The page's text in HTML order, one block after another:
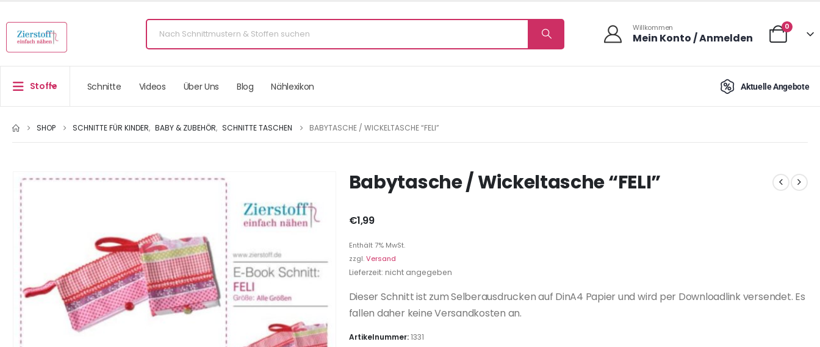
Willkommen
Mein Konto / Anmelden
0
Stoffe Schnitte Videos Über Uns Blog Nählexikon Aktuelle Angebote
SHOP SCHNITTE FÜR KINDER, BABY & ZUBEHÖR, SCHNITTE TASCHEN BABYTASCHE / WICKELTASCHE “FELI”
Babytasche / Wickeltasche “FELI”
€1,99
Enthält 7% MwSt.
zzgl.Versand
Lieferzeit: nicht angegeben
Dieser Schnitt ist zum Selberausdrucken auf DinA4 Papier und wird per Downloadlink versendet. Es
fallen daher keine Versandkosten an.
Artikelnummer:1331